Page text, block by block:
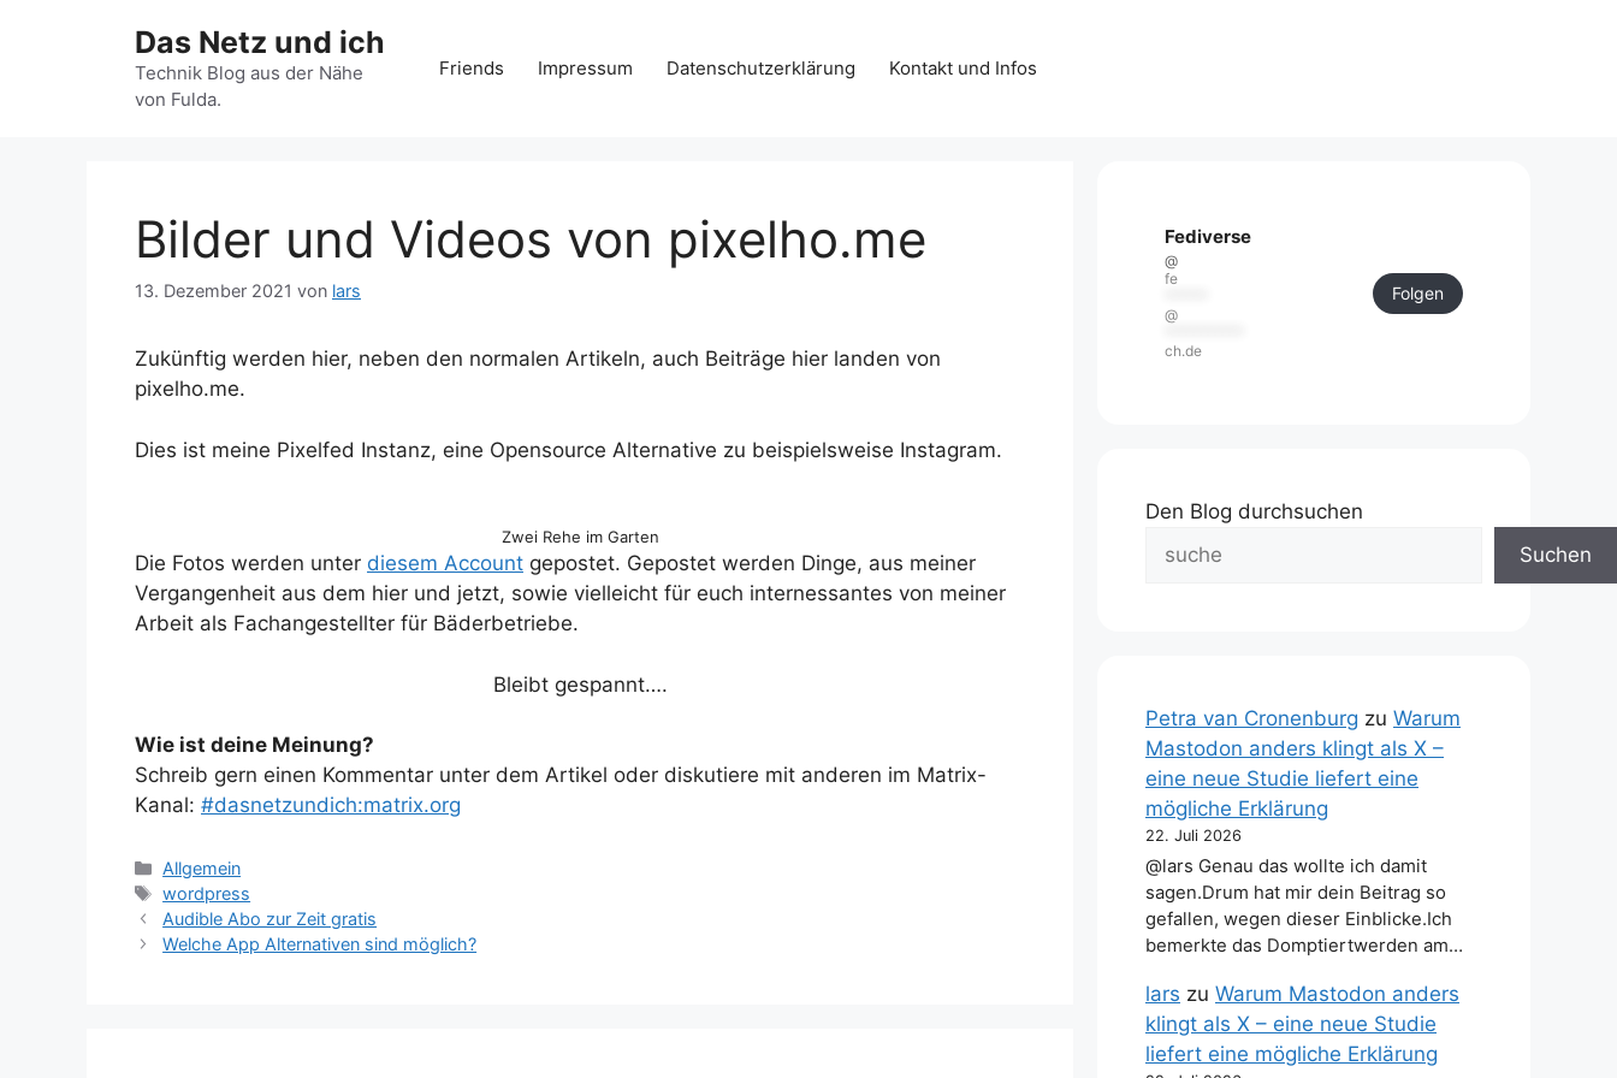
Das Netz und ich
Technik Blog aus der Nähe
von Fulda.
Friends Impressum Datenschutzerklärung Kontakt und Infos
Bilder und Videos von pixelho.me
13. Dezember 2021 von lars
Zukünftig werden hier, neben den normalen Artikeln, auch Beiträge hier landen von
pixelho.me.
Dies ist meine Pixelfed Instanz, eine Opensource Alternative zu beispielsweise Instagram.
Zwei Rehe im Garten
Die Fotos werden unter diesem Account gepostet. Gepostet werden Dinge, aus meiner
Vergangenheit aus dem hier und jetzt, sowie vielleicht für euch internessantes von meiner
Arbeit als Fachangestellter für Bäderbetriebe.
Bleibt gespannt….
Wie ist deine Meinung?
Schreib gern einen Kommentar unter dem Artikel oder diskutiere mit anderen im Matrix-
Kanal: #dasnetzundich:matrix.org
Kategorien
Allgemein
Schlagwörter
wordpress
Audible Abo zur Zeit gratis
Welche App Alternativen sind möglich?
Fediverse
@
fe
@
ch.de
Folgen
Den Blog durchsuchen
Suchen
Petra van Cronenburg zu Warum
Mastodon anders klingt als X –
eine neue Studie liefert eine
mögliche Erklärung
22. Juli 2026
@lars Genau das wollte ich damit
sagen.Drum hat mir dein Beitrag so
gefallen, wegen dieser Einblicke.Ich
bemerkte das Domptiertwerden am…
lars zu Warum Mastodon anders
klingt als X – eine neue Studie
liefert eine mögliche Erklärung